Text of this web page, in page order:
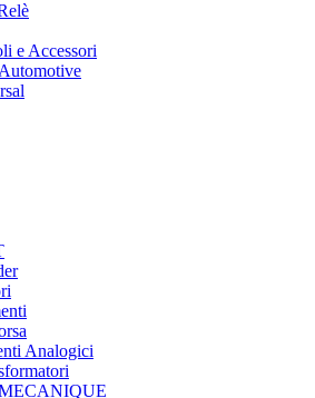
e Accessori
Analogici